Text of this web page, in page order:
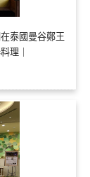
泰國曼谷鄭王
理｜